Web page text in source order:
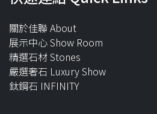
關於佳聯 About
展示中心 Show Room
精選石材 Stones
嚴選奢石 Luxury Show
鈦鋼石 INFINITY